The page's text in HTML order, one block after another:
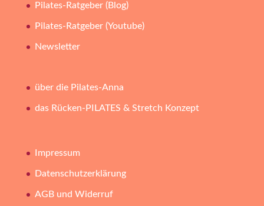
Pilates-Ratgeber (Blog)
Pilates-Ratgeber (Youtube)
Newsletter
über die Pilates-Anna
das Rücken-PILATES & Stretch Konzept
Impressum
Datenschutzerklärung
AGB und Widerruf